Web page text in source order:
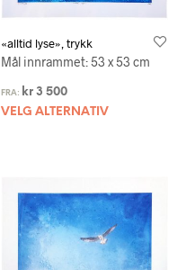
«alltid lyse», trykk
Mål innrammet: 53 x 53 cm
FRA: kr3 500
VELG ALTERNATIV